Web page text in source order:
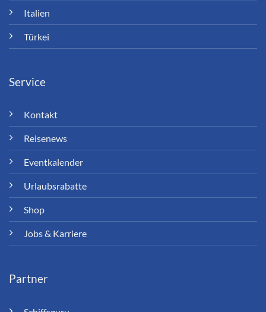
Italien
Türkei
Service
Kontakt
Reisenews
Eventkalender
Urlaubsrabatte
Shop
Jobs & Karriere
Partner